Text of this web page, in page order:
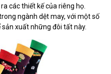
các thiết kế của riêng họ.
ngành dệt may, với một số
xuất những đôi tất này.